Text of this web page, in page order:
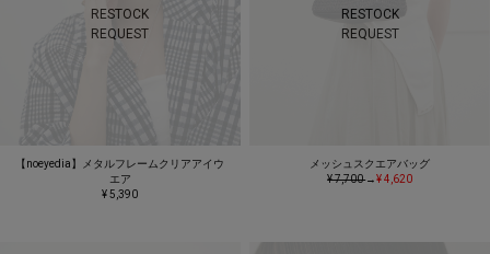
RESTOCK
REQUEST
【noeyedia】メタルフレームクリアアイウ
エア
¥ 5,390
RESTOCK
REQUEST
メッシュスクエアバッグ
¥ 7,700→¥ 4,620